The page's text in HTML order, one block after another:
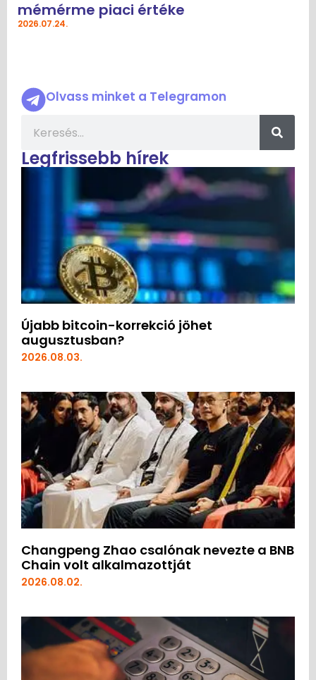
mémérme piaci értéke
2026.07.24.
Olvass minket a Telegramon
Legfrissebb hírek
Újabb bitcoin-korrekció jöhet
augusztusban?
2026.08.03.
Changpeng Zhao csalónak nevezte a BNB
Chain volt alkalmazottját
2026.08.02.